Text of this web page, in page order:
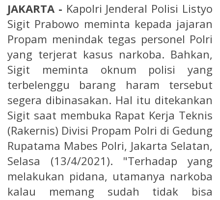
JAKARTA - Kapolri Jenderal Polisi Listyo
Sigit Prabowo meminta kepada jajaran
Propam menindak tegas personel Polri
yang terjerat kasus narkoba. Bahkan,
Sigit meminta oknum polisi yang
terbelenggu barang haram tersebut
segera dibinasakan. Hal itu ditekankan
Sigit saat membuka Rapat Kerja Teknis
(Rakernis) Divisi Propam Polri di Gedung
Rupatama Mabes Polri, Jakarta Selatan,
Selasa (13/4/2021). "Terhadap yang
melakukan pidana, utamanya narkoba
kalau memang sudah tidak bisa